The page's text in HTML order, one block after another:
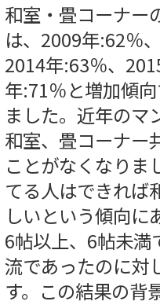
和室・畳コーナー
は、2009年:62％
2014年:63％、
年:71％と増加傾
ました。近年のマ
和室、畳コーナー
ことがなくなりま
てる人はできれば
しいという傾向に
6帖以上、6帖未満
流であったのに対
す。この結果の背